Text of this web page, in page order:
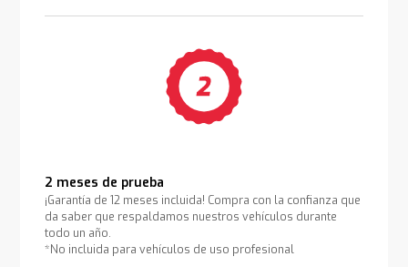
2 meses de prueba
¡Garantía de 12 meses incluida! Compra con la confianza que
da saber que respaldamos nuestros vehículos durante
todo un año.
*No incluida para vehículos de uso profesional